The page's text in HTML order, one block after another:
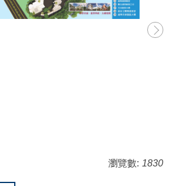
瀏覽數: 1830